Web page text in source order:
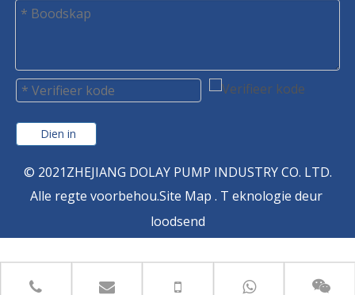
Dien in
© 2021ZHEJIANG DOLAY PUMP INDUSTRY CO. LTD.
Alle regte voorbehou.Site Map . T eknologie deur
loodsend